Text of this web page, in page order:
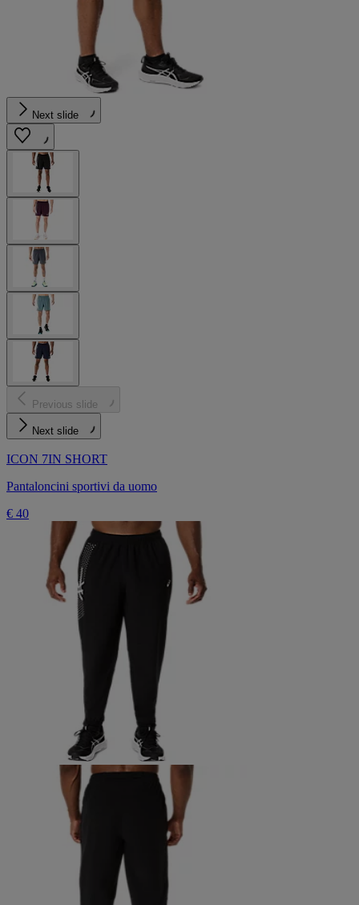
Next slide
Previous slide
Next slide
ICON 7IN SHORT
Pantaloncini sportivi da uomo
€ 40